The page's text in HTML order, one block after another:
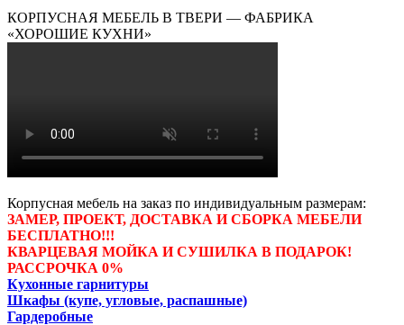
КОРПУСНАЯ МЕБЕЛЬ В ТВЕРИ — ФАБРИКА
«ХОРОШИЕ КУХНИ»
Корпусная мебель на заказ по индивидуальным размерам:
ЗАМЕР, ПРОЕКТ, ДОСТАВКА И СБОРКА МЕБЕЛИ
БЕСПЛАТНО!!!
КВАРЦЕВАЯ МОЙКА И СУШИЛКА В ПОДАРОК!
РАССРОЧКА 0%
Кухонные гарнитуры
Шкафы (купе, угловые, распашные)
Гардеробные